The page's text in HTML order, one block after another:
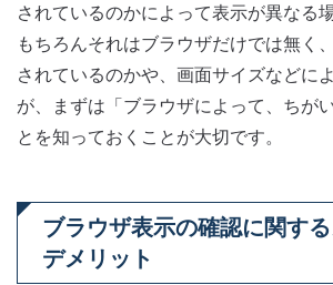
されているのかによって表示が異なる
もちろんそれはブラウザだけでは無く
されているのかや、画面サイズなどに
が、まずは「ブラウザによって、ちが
とを知っておくことが大切です。
ブラウザ表示の確認に関する
デメリット